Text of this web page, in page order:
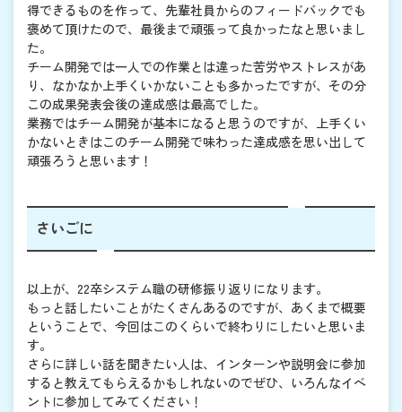
得できるものを作って、先輩社員からのフィードバックでも
褒めて頂けたので、最後まで頑張って良かったなと思いまし
た。
チーム開発では一人での作業とは違った苦労やストレスがあ
り、なかなか上手くいかないことも多かったですが、その分
この成果発表会後の達成感は最高でした。
業務ではチーム開発が基本になると思うのですが、上手くい
かないときはこのチーム開発で味わった達成感を思い出して
頑張ろうと思います！
さいごに
以上が、22卒システム職の研修振り返りになります。
もっと話したいことがたくさんあるのですが、あくまで概要
ということで、今回はこのくらいで終わりにしたいと思いま
す。
さらに詳しい話を聞きたい人は、インターンや説明会に参加
すると教えてもらえるかもしれないのでぜひ、いろんなイベ
ントに参加してみてください！